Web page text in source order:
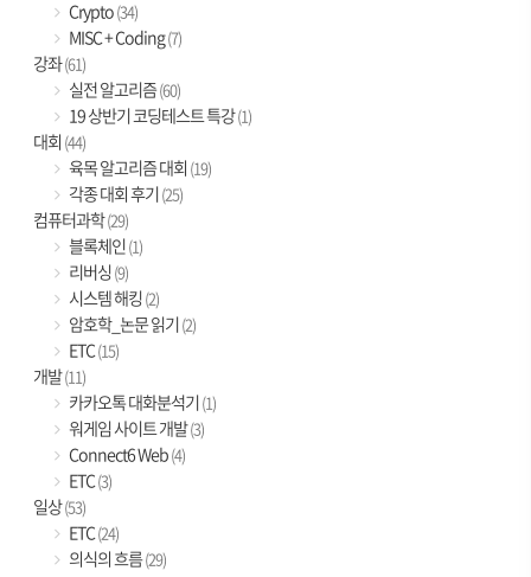
Crypto(34)
MISC + Coding(7)
강좌(61)
실전 알고리즘(60)
19 상반기 코딩테스트 특강(1)
대회 (44)
육목 알고리즘 대회 (19)
각종 대회 후기(25)
컴퓨터과학(29)
블록체인(1)
리버싱(9)
시스템 해킹(2)
암호학_논문 읽기(2)
ETC(15)
개발(11)
카카오톡 대화분석기(1)
워게임 사이트 개발(3)
Connect6 Web(4)
ETC(3)
일상(53)
ETC(24)
의식의 흐름(29)